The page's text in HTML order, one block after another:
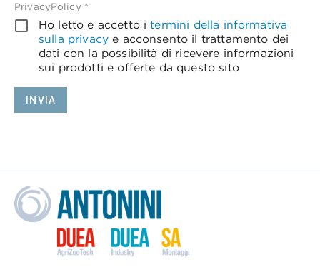
PrivacyPolicy *
Ho letto e accetto itermini della informativa
sulla privacy e acconsento il trattamento dei
dati con la possibilità di ricevere informazioni
sui prodotti e offerte da questo sito
INVIA